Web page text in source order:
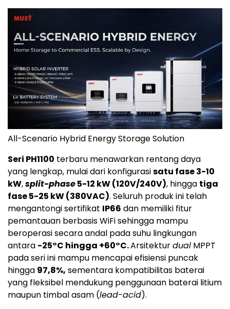
All-Scenario Hybrid Energy Storage Solution
Seri PH1100 terbaru menawarkan rentang daya
yang lengkap, mulai dari konfigurasisatu fase 3-10
kW,split-phase5-12 kW (120V/240V), hingga tiga
fase 5-25 kW (380VAC). Seluruh produk ini telah
mengantongi sertifikat IP66 dan memiliki fitur
pemantauan berbasis WiFi sehingga mampu
beroperasi secara andal pada suhu lingkungan
antara -25°C hingga +60°C.Arsitekturdual MPPT
pada seri ini mampu mencapai efisiensi puncak
hingga 97,8%, sementara kompatibilitas baterai
yang fleksibel mendukung penggunaan baterai litium
maupun timbal asam (lead-acid).